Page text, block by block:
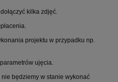
kilka zdjęć.
projektu w przypadku np.
ujęcia.
będziemy w stanie wykonać